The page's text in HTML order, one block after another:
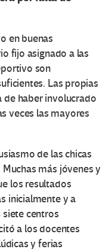
en buenas
fijo asignado a las
son
Las propias
de haber involucrado
veces las mayores
de las chicas
más jóvenes y
los resultados
inicialmente y a
centros
a los docentes
y ferias